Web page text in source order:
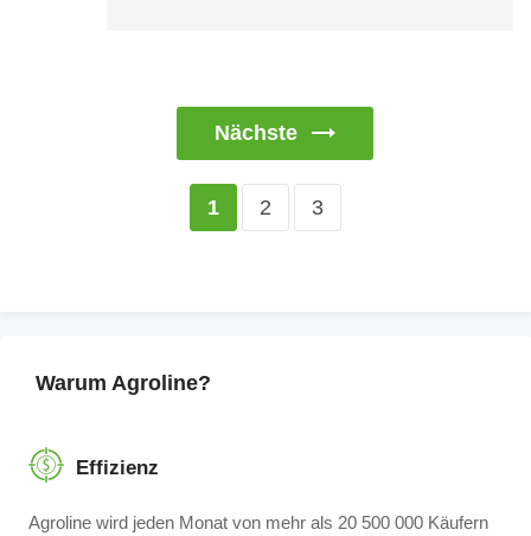
Nächste
1 2 3
Warum Agroline?
Effizienz
Agroline wird jeden Monat von mehr als 20 500 000 Käufern